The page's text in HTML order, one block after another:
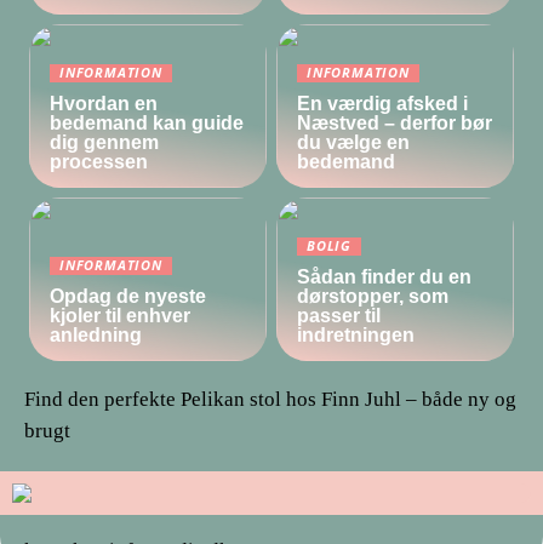
INFORMATION
Hvordan en
bedemand kan guide
dig gennem
processen
INFORMATION
En værdig afsked i
Næstved – derfor bør
du vælge en
bedemand
INFORMATION
Opdag de nyeste
kjoler til enhver
anledning
BOLIG
Sådan finder du en
dørstopper, som
passer til
indretningen
Find den perfekte Pelikan stol hos Finn Juhl – både ny og
brugt